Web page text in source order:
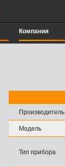
Компания
Производитель
Модель
Тип прибора